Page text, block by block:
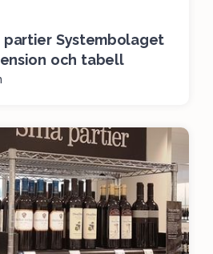
partier Systembolaget
och tabell